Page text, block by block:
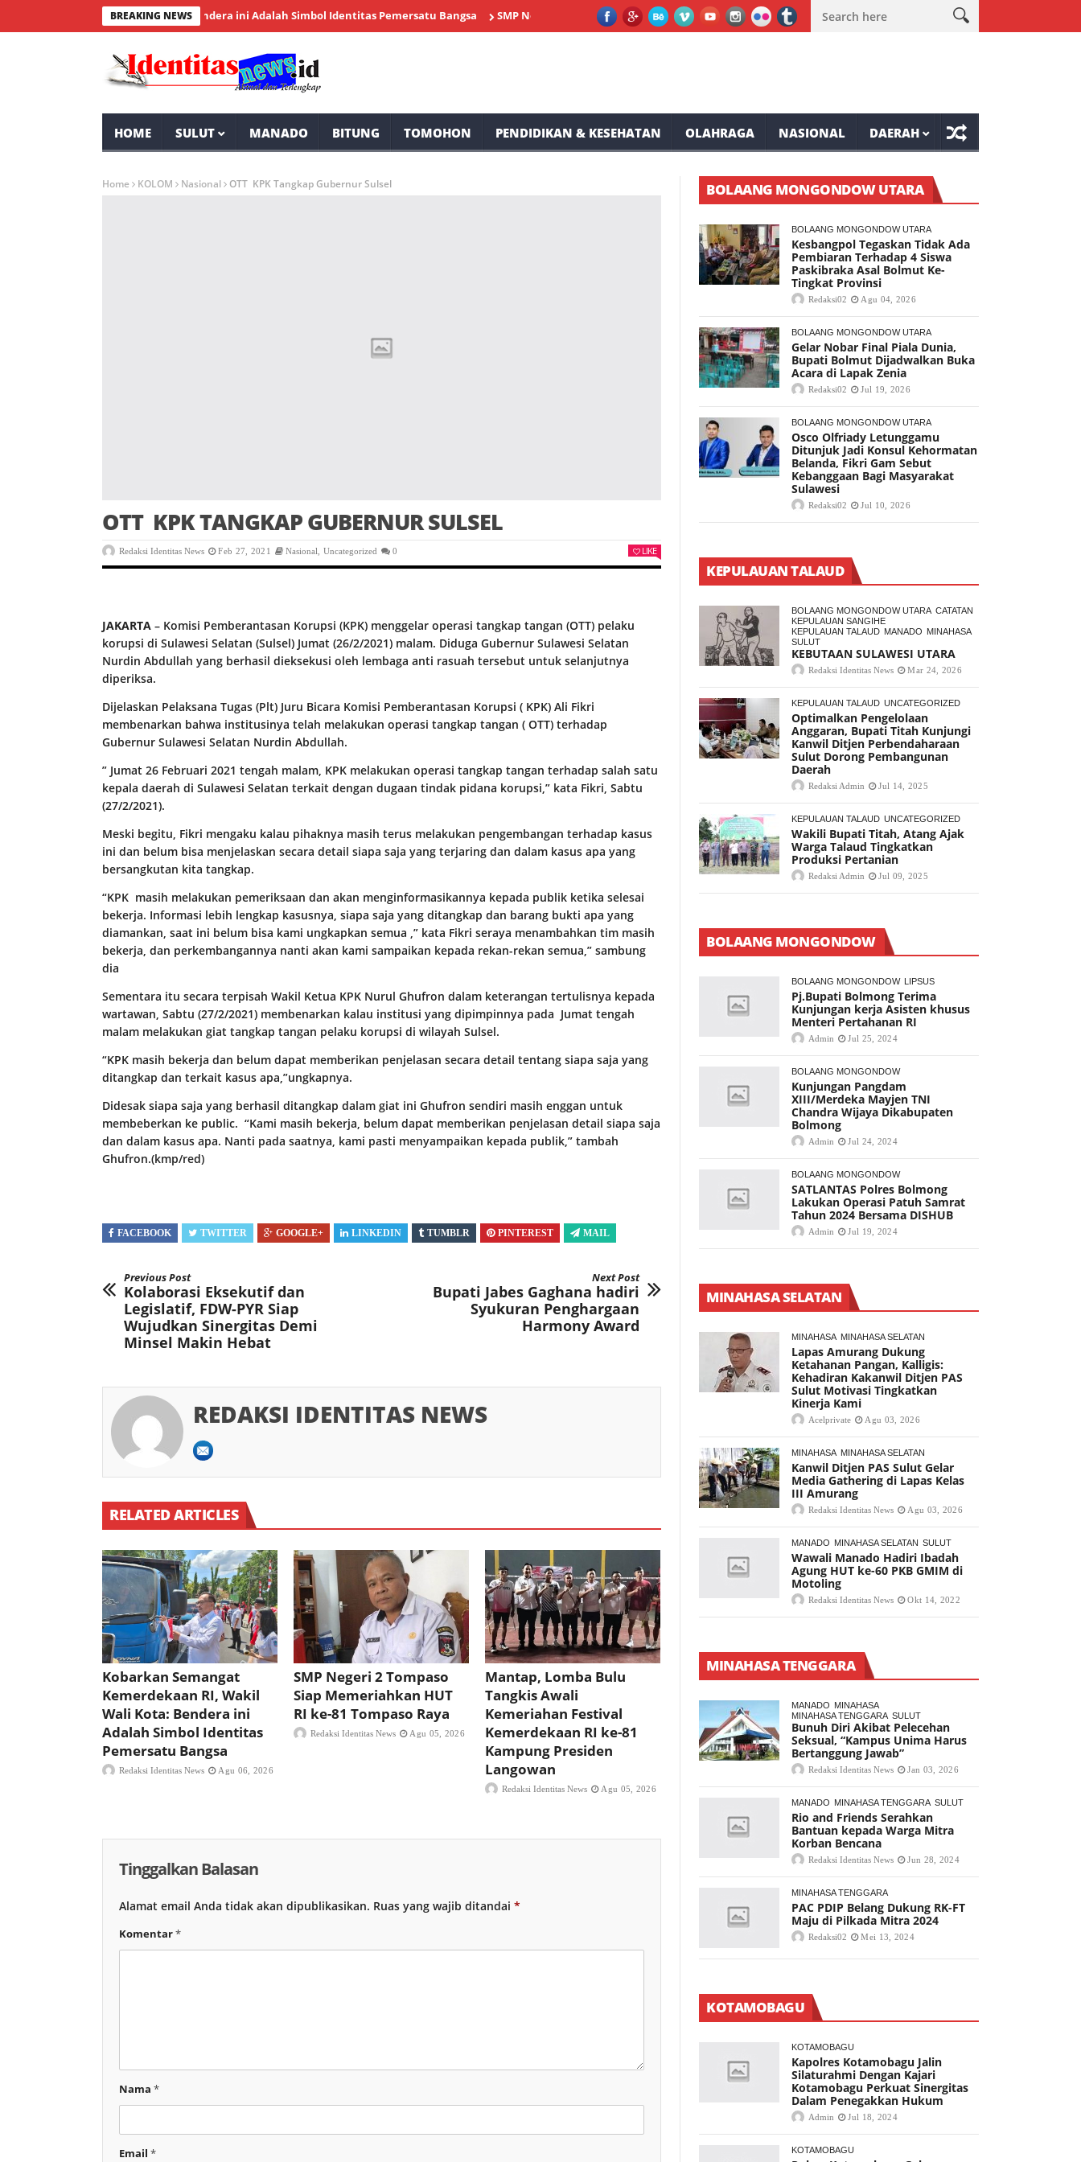
BREAKING NEWS
RI, Wakil Wali Kota: Bendera ini Adalah Simbol Identitas Pemersatu Bangsa SMP Negeri 2 Tompaso Siap Memeriahkan HUT RI ke-81 Tompaso Raya Mantap, Lomba Bulu Tangkis Awali
HOME SULUT MANADO BITUNG TOMOHON PENDIDIKAN & KESEHATAN OLAHRAGA NASIONAL DAERAH
Home KOLOM Nasional OTT KPK Tangkap Gubernur Sulsel
OTT KPK TANGKAP GUBERNUR SULSEL
Redaksi Identitas News Feb 27, 2021 Nasional Uncategorized 0 LIKE
JAKARTA – Komisi Pemberantasan Korupsi (KPK) menggelar operasi tangkap tangan (OTT) pelaku
korupsi di Sulawesi Selatan (Sulsel) Jumat (26/2/2021) malam. Diduga Gubernur Sulawesi Selatan
Nurdin Abdullah yang berhasil dieksekusi oleh lembaga anti rasuah tersebut untuk selanjutnya
diperiksa.
Dijelaskan Pelaksana Tugas (Plt) Juru Bicara Komisi Pemberantasan Korupsi ( KPK) Ali Fikri
membenarkan bahwa institusinya telah melakukan operasi tangkap tangan ( OTT) terhadap
Gubernur Sulawesi Selatan Nurdin Abdullah.
” Jumat 26 Februari 2021 tengah malam, KPK melakukan operasi tangkap tangan terhadap salah satu
kepala daerah di Sulawesi Selatan terkait dengan dugaan tindak pidana korupsi,” kata Fikri, Sabtu
(27/2/2021).
Meski begitu, Fikri mengaku kalau pihaknya masih terus melakukan pengembangan terhadap kasus
ini dan belum bisa menjelaskan secara detail siapa saja yang terjaring dan dalam kasus apa yang
bersangkutan kita tangkap.
“KPK masih melakukan pemeriksaan dan akan menginformasikannya kepada publik ketika selesai
bekerja. Informasi lebih lengkap kasusnya, siapa saja yang ditangkap dan barang bukti apa yang
diamankan, saat ini belum bisa kami ungkapkan semua ,” kata Fikri seraya menambahkan tim masih
bekerja, dan perkembangannya nanti akan kami sampaikan kepada rekan-rekan semua,” sambung
dia
Sementara itu secara terpisah Wakil Ketua KPK Nurul Ghufron dalam keterangan tertulisnya kepada
wartawan, Sabtu (27/2/2021) membenarkan kalau institusi yang dipimpinnya pada Jumat tengah
malam melakukan giat tangkap tangan pelaku korupsi di wilayah Sulsel.
“KPK masih bekerja dan belum dapat memberikan penjelasan secara detail tentang siapa saja yang
ditangkap dan terkait kasus apa,”ungkapnya.
Didesak siapa saja yang berhasil ditangkap dalam giat ini Ghufron sendiri masih enggan untuk
membeberkan ke public. “Kami masih bekerja, belum dapat memberikan penjelasan detail siapa saja
dan dalam kasus apa. Nanti pada saatnya, kami pasti menyampaikan kepada publik,” tambah
Ghufron.(kmp/red)
FACEBOOK TWITTER GOOGLE+ LINKEDIN TUMBLR PINTEREST MAIL
Previous Post
Kolaborasi Eksekutif dan
Legislatif, FDW-PYR Siap
Wujudkan Sinergitas Demi
Minsel Makin Hebat
Next Post
Bupati Jabes Gaghana hadiri
Syukuran Penghargaan
Harmony Award
REDAKSI IDENTITAS NEWS
RELATED ARTICLES
Kobarkan Semangat
Kemerdekaan RI, Wakil
Wali Kota: Bendera ini
Adalah Simbol Identitas
Pemersatu Bangsa
Redaksi Identitas News Agu 06, 2026
SMP Negeri 2 Tompaso
Siap Memeriahkan HUT
RI ke-81 Tompaso Raya
Redaksi Identitas News Agu 05, 2026
Mantap, Lomba Bulu
Tangkis Awali
Kemeriahan Festival
Kemerdekaan RI ke-81
Kampung Presiden
Langowan
Redaksi Identitas News Agu 05, 2026
Tinggalkan Balasan
Alamat email Anda tidak akan dipublikasikan. Ruas yang wajib ditandai *
Komentar*
Nama *
Email *
BOLAANG MONGONDOW UTARA
BOLAANG MONGONDOW UTARA
Kesbangpol Tegaskan Tidak Ada
Pembiaran Terhadap 4 Siswa
Paskibraka Asal Bolmut Ke-
Tingkat Provinsi
Redaksi02 Agu 04, 2026
BOLAANG MONGONDOW UTARA
Gelar Nobar Final Piala Dunia,
Bupati Bolmut Dijadwalkan Buka
Acara di Lapak Zenia
Redaksi02 Jul 19, 2026
BOLAANG MONGONDOW UTARA
Osco Olfriady Letunggamu
Ditunjuk Jadi Konsul Kehormatan
Belanda, Fikri Gam Sebut
Kebanggaan Bagi Masyarakat
Sulawesi
Redaksi02 Jul 10, 2026
KEPULAUAN TALAUD
BOLAANG MONGONDOW UTARA CATATAN
KEPULAUAN SANGIHE
KEPULAUAN TALAUD MANADO MINAHASA
SULUT
KEBUTAAN SULAWESI UTARA
Redaksi Identitas News Mar 24, 2026
KEPULAUAN TALAUD UNCATEGORIZED
Optimalkan Pengelolaan
Anggaran, Bupati Titah Kunjungi
Kanwil Ditjen Perbendaharaan
Sulut Dorong Pembangunan
Daerah
Redaksi Admin Jul 14, 2025
KEPULAUAN TALAUD UNCATEGORIZED
Wakili Bupati Titah, Atang Ajak
Warga Talaud Tingkatkan
Produksi Pertanian
Redaksi Admin Jul 09, 2025
BOLAANG MONGONDOW
BOLAANG MONGONDOW LIPSUS
Pj.Bupati Bolmong Terima
Kunjungan kerja Asisten khusus
Menteri Pertahanan RI
Admin Jul 25, 2024
BOLAANG MONGONDOW
Kunjungan Pangdam
XIII/Merdeka Mayjen TNI
Chandra Wijaya Dikabupaten
Bolmong
Admin Jul 24, 2024
BOLAANG MONGONDOW
SATLANTAS Polres Bolmong
Lakukan Operasi Patuh Samrat
Tahun 2024 Bersama DISHUB
Admin Jul 19, 2024
MINAHASA SELATAN
MINAHASA MINAHASA SELATAN
Lapas Amurang Dukung
Ketahanan Pangan, Kalligis:
Kehadiran Kakanwil Ditjen PAS
Sulut Motivasi Tingkatkan
Kinerja Kami
Acelprivate Agu 03, 2026
MINAHASA MINAHASA SELATAN
Kanwil Ditjen PAS Sulut Gelar
Media Gathering di Lapas Kelas
III Amurang
Redaksi Identitas News Agu 03, 2026
MANADO MINAHASA SELATAN SULUT
Wawali Manado Hadiri Ibadah
Agung HUT ke-60 PKB GMIM di
Motoling
Redaksi Identitas News Okt 14, 2022
MINAHASA TENGGARA
MANADO MINAHASA
MINAHASA TENGGARA SULUT
Bunuh Diri Akibat Pelecehan
Seksual, “Kampus Unima Harus
Bertanggung Jawab”
Redaksi Identitas News Jan 03, 2026
MANADO MINAHASA TENGGARA SULUT
Rio and Friends Serahkan
Bantuan kepada Warga Mitra
Korban Bencana
Redaksi Identitas News Jun 28, 2024
MINAHASA TENGGARA
PAC PDIP Belang Dukung RK-FT
Maju di Pilkada Mitra 2024
Redaksi02 Mei 13, 2024
KOTAMOBAGU
KOTAMOBAGU
Kapolres Kotamobagu Jalin
Silaturahmi Dengan Kajari
Kotamobagu Perkuat Sinergitas
Dalam Penegakkan Hukum
Admin Jul 18, 2024
KOTAMOBAGU